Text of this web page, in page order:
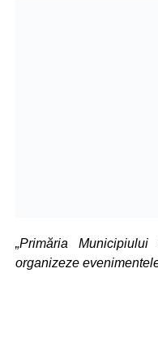
„Primăria
organizeze